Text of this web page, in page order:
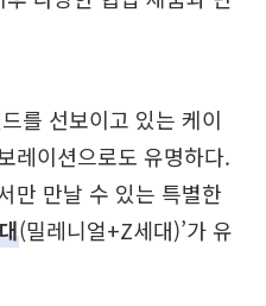
를 선보이고 있는 케이
레이션으로도 유명하다.
만 만날 수 있는 특별한
(밀레니얼+Z세대)’가 유